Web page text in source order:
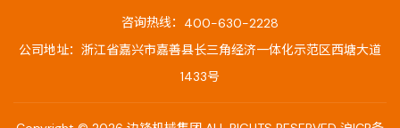
咨询热线： 400-630-2228
公司地址：浙江省嘉兴市嘉善县长三角经济一体化示范区西塘大道
1433号